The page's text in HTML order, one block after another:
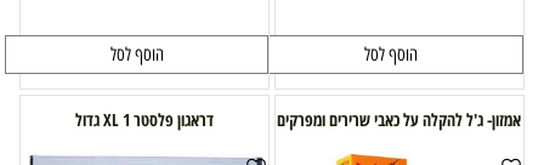
הוסף לסל הוסף לסל
אמזון- ג'ל להקלה על כאבי שרירים ומפרקים דראגון פלסטר XL 1 גדול